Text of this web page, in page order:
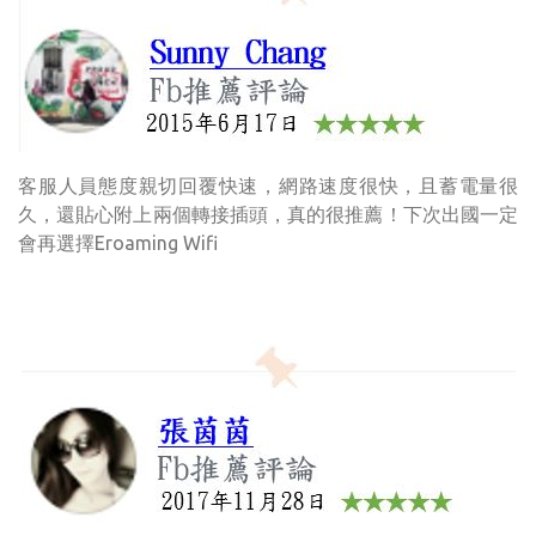
客服人員態度親切回覆快速，網路速度很快，且蓄電量很
久，還貼心附上兩個轉接插頭，真的很推薦！下次出國一定
會再選擇Eroaming Wifi